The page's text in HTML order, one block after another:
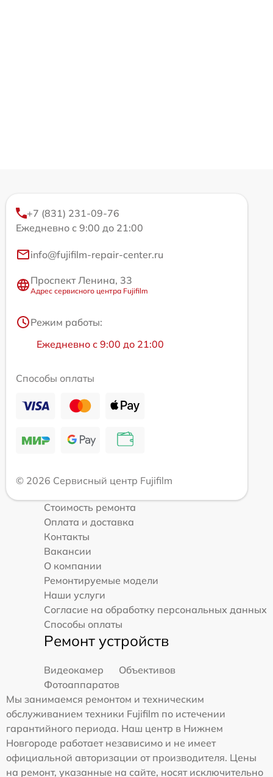
+7 (831) 231-09-76
Ежедневно с 9:00 до 21:00
info@fujifilm-repair-center.ru
Проспект Ленина, 33
Адрес сервисного центра Fujifilm
Режим работы:
Ежедневно с 9:00 до 21:00
Способы оплаты
© 2026 Сервисный центр Fujifilm
Стоимость ремонта
Оплата и доставка
Контакты
Вакансии
О компании
Ремонтируемые модели
Наши услуги
Согласие на обработку персональных данных
Способы оплаты
Ремонт устройств
Видеокамер
Объективов
Фотоаппаратов
Мы занимаемся ремонтом и техническим
обслуживанием техники Fujifilm по истечении
гарантийного периода. Наш центр в Нижнем
Новгороде работает независимо и не имеет
официальной авторизации от производителя. Цены
на ремонт, указанные на сайте, носят исключительно